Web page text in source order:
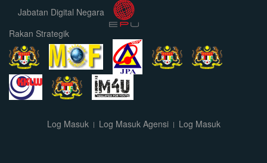
Jabatan Digital Negara
Rakan Strategik
Log Masuk Log Masuk Agensi Log Masuk